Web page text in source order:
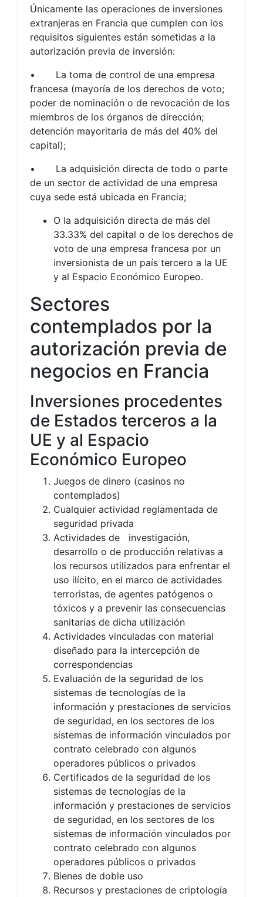
Únicamente las operaciones de inversiones
extranjeras en Francia que cumplen con los
requisitos siguientes están sometidas a la
autorización previa de inversión:
• La toma de control de una empresa
francesa (mayoría de los derechos de voto;
poder de nominación o de revocación de los
miembros de los órganos de dirección;
detención mayoritaria de más del 40% del
capital);
• La adquisición directa de todo o parte
de un sector de actividad de una empresa
cuya sede está ubicada en Francia;
O la adquisición directa de más del
33.33% del capital o de los derechos de
voto de una empresa francesa por un
inversionista de un país tercero a la UE
y al Espacio Económico Europeo.
Sectores
contemplados por la
autorización previa de
negocios en Francia
Inversiones procedentes
de Estados terceros a la
UE y al Espacio
Económico Europeo
Juegos de dinero (casinos no
contemplados)
Cualquier actividad reglamentada de
seguridad privada
Actividades de investigación,
desarrollo o de producción relativas a
los recursos utilizados para enfrentar el
uso ilícito, en el marco de actividades
terroristas, de agentes patógenos o
tóxicos y a prevenir las consecuencias
sanitarias de dicha utilización
Actividades vinculadas con material
diseñado para la intercepción de
correspondencias
Evaluación de la seguridad de los
sistemas de tecnologías de la
información y prestaciones de servicios
de seguridad, en los sectores de los
sistemas de información vinculados por
contrato celebrado con algunos
operadores públicos o privados
Certificados de la seguridad de los
sistemas de tecnologías de la
información y prestaciones de servicios
de seguridad, en los sectores de los
sistemas de información vinculados por
contrato celebrado con algunos
operadores públicos o privados
Bienes de doble uso
Recursos y prestaciones de criptología